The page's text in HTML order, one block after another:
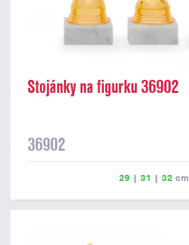
Stojánky na figurku 36902
36902
29 | 31 | 32 cm